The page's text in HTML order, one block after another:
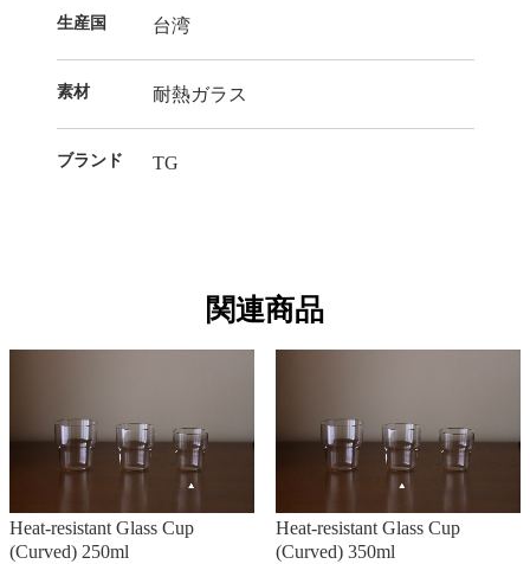
生産国 台湾
素材 耐熱ガラス
ブランド TG
関連商品
Heat-resistant Glass Cup
(Curved) 250ml
Heat-resistant Glass Cup
(Curved) 350ml